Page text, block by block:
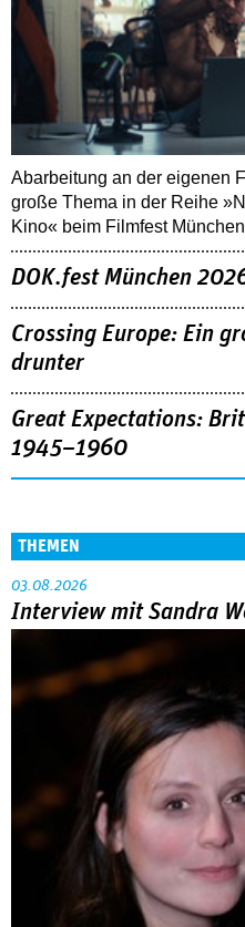
Abarbeitung an der eigenen
große Thema in der Reihe
Kino« beim Filmfest
DOK.fest München
Crossing Europe: Ein
drunter
Great Expectations:
1945–1960
THEMEN
03.08.2026
Interview mit Sandra